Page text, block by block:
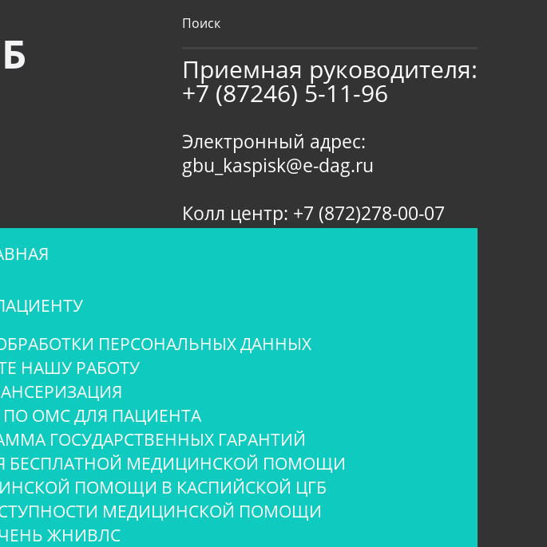
Приемная руководителя:
+7 (87246) 5-11-96
Электронный адрес:
gbu_kaspisk@e-dag.ru
Колл центр: +7 (872)278-00-07
ПЕРСОНАЛЬНЫХ ДАННЫХ
НАШУ РАБОТУ
ОМС ДЛЯ ПАЦИЕНТА
ГОСУДАРСТВЕННЫХ ГАРАНТИЙ
БЕСПЛАТНОЙ МЕДИЦИНСКОЙ ПОМОЩИ
ПОМОЩИ В КАСПИЙСКОЙ ЦГБ
МЕДИЦИНСКОЙ ПОМОЩИ
ЖНИВЛС